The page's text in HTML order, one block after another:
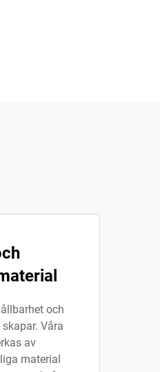
och
Våra
av
material